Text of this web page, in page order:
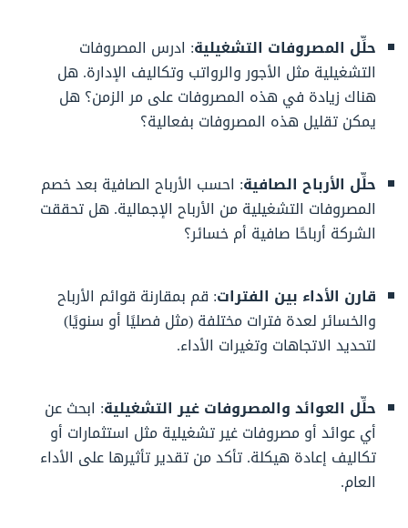
حلِّل المصروفات التشغيلية: ادرس المصروفات
التشغيلية مثل الأجور والرواتب وتكاليف الإدارة. هل
هناك زيادة في هذه المصروفات على مر الزمن؟ هل
يمكن تقليل هذه المصروفات بفعالية؟
حلِّل الأرباح الصافية: احسب الأرباح الصافية بعد خصم
المصروفات التشغيلية من الأرباح الإجمالية. هل تحققت
الشركة أرباحًا صافية أم خسائر؟
قارن الأداء بين الفترات: قم بمقارنة قوائم الأرباح
والخسائر لعدة فترات مختلفة (مثل فصليًا أو سنويًا)
لتحديد الاتجاهات وتغيرات الأداء.
حلِّل العوائد والمصروفات غير التشغيلية: ابحث عن
أي عوائد أو مصروفات غير تشغيلية مثل استثمارات أو
تكاليف إعادة هيكلة. تأكد من تقدير تأثيرها على الأداء
العام.